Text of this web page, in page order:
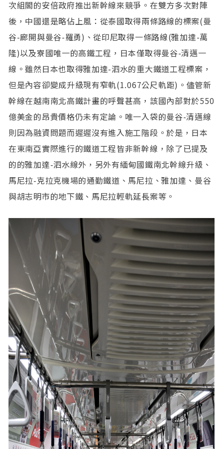
次組閣的安倍政府推出新幹線來競爭。在雙方多次對陣
後，中國還是略佔上風：從泰國取得兩條路線的標案(曼
谷-廊開與曼谷-羅勇)、從印尼取得一條路線(雅加達-萬
隆)以及寮國唯一的高鐵工程，日本僅取得曼谷-清邁一
線。雖然日本也取得雅加達-泗水的重大鐵道工程標案，
但是內容卻變成升級現有窄軌(1.067公尺軌距)。儘管新
幹線在越南南北高鐵計畫的呼聲甚高，該國內部對於550
億美金的昂貴價格仍未有定論。唯一入袋的曼谷-清邁線
則因為融資問題而遲遲沒有進入施工階段。於是，日本
在東南亞實際進行的鐵道工程皆非新幹線，除了已提及
的的雅加達-泗水線外，另外有緬甸國鐵南北幹線升級、
馬尼拉-克拉克機場的通勤鐵道、馬尼拉、雅加達、曼谷
與胡志明市的地下鐵、馬尼拉輕軌延長案等。